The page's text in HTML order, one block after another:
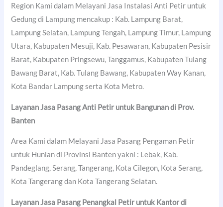
Region Kami dalam Melayani Jasa Instalasi Anti Petir untuk
Gedung di Lampung mencakup : Kab. Lampung Barat,
Lampung Selatan, Lampung Tengah, Lampung Timur, Lampung
Utara, Kabupaten Mesuji, Kab. Pesawaran, Kabupaten Pesisir
Barat, Kabupaten Pringsewu, Tanggamus, Kabupaten Tulang
Bawang Barat, Kab. Tulang Bawang, Kabupaten Way Kanan,
Kota Bandar Lampung serta Kota Metro.
Layanan Jasa Pasang Anti Petir untuk Bangunan di Prov.
Banten
Area Kami dalam Melayani Jasa Pasang Pengaman Petir
untuk Hunian di Provinsi Banten yakni : Lebak, Kab.
Pandeglang, Serang, Tangerang, Kota Cilegon, Kota Serang,
Kota Tangerang dan Kota Tangerang Selatan.
Layanan Jasa Pasang Penangkal Petir untuk Kantor di